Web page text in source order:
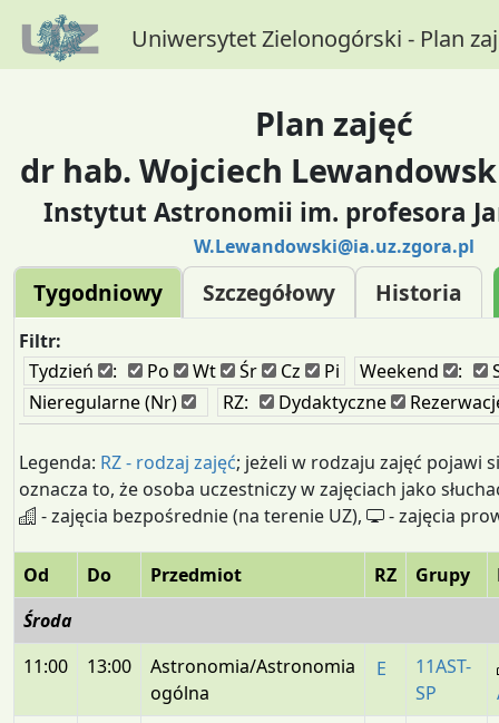
Uniwersytet Zielonogórski - Plan
Plan zajęć
dr hab. Wojciech
Instytut Astronomii im. profesora
W.Lewandowski@ia.uz.zgora.pl
Tygodniowy Szczegółowy Historia
Filtr:
Tydzień
: Po Wt Śr Cz Pi Weekend :
Nieregularne (Nr)
RZ: Dydaktyczne
Legenda: RZ - rodzaj zajęć; jeżeli w rodzaju zajęć pojawi
oznacza to, że osoba uczestniczy w zajęciach jako
- zajęcia bezpośrednie (na terenie UZ),
- zajęcia
Od Do Przedmiot RZ Grupy
Środa
11:00
13:00
Astronomia/Astronomia
ogólna
E
11AST-
SP